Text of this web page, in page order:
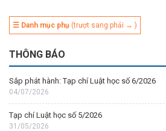
☰ Danh mục phụ (trượt sang phải → )
THÔNG BÁO
Sắp phát hành: Tạp chí Luật học số 6/2026
04/07/2026
Tạp chí Luật học số 5/2026
31/05/2026